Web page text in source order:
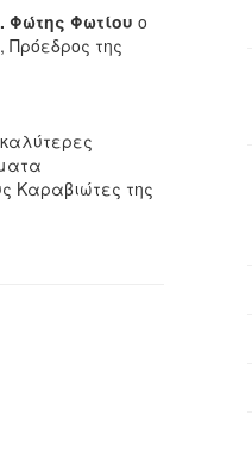
Φώτης Φωτίου ο
, Πρόεδρος της
Καραβιώτες της